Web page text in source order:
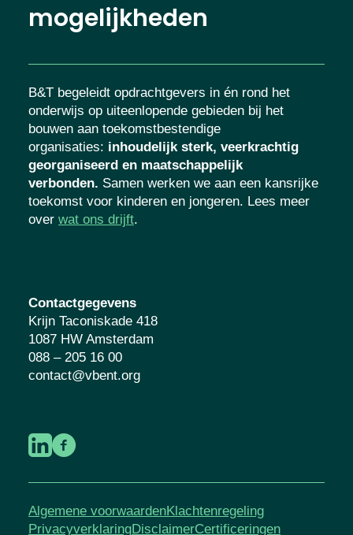
mogelijkheden
B&T begeleidt opdrachtgevers in én rond het
onderwijs op uiteenlopende gebieden bij het
bouwen aan toekomstbestendige
organisaties: inhoudelijk sterk, veerkrachtig
georganiseerd en maatschappelijk
verbonden. Samen werken we aan een
kansrijke toekomst voor kinderen en
jongeren. Lees meer over
Contactgegevens
Krijn Taconiskade 418
1087 HW Amsterdam
088 – 205 16 00
contact@vbent.org
Algemene voorwaardenKlachtenregeling
PrivacyverklaringDisclaimerCertificeringen